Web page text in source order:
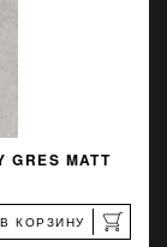
GRES MATT
В КОРЗИНУ